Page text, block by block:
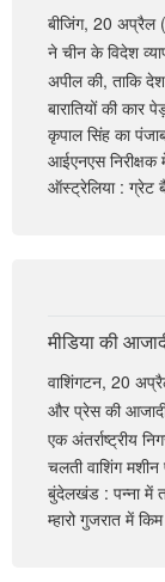
बीजिंग, 20 अप्रैल
ने चीन के विदेश
अपील की, ताकि
बारातियों की कार
कृपाल सिंह का
आईएनएस निरीक्षक
ऑस्ट्रेलिया : ग्रेट
मीडिया की
वाशिंगटन, 20
और प्रेस की
एक अंतर्राष्ट्रीय
चलती वाशिंग
बुंदेलखंड : पन्ना में
म्हारो गुजरात में